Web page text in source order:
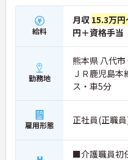
給料
月収 15.3万
円＋資格手当
勤務地
熊本県 八代
ＪＲ鹿児島
ス・車5分
雇用形態 正社員(正職
■介護職員初